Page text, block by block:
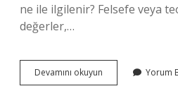
ne ile ilgilenir? Felsefe veya
değerler,…
Devamını okuyun
Felsefesi
Yorum